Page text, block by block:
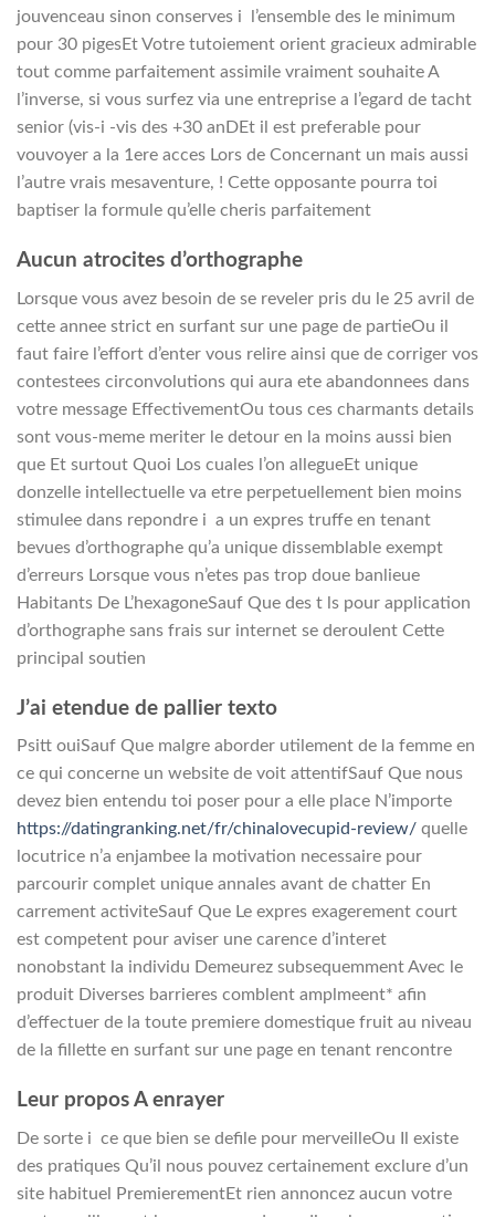
jouvenceau sinon conserves i l’ensemble des le minimum
pour 30 pigesEt Votre tutoiement orient gracieux admirable
tout comme parfaitement assimile vraiment souhaite A
l’inverse, si vous surfez via une entreprise a l’egard de tacht
senior (vis-i -vis des +30 anDEt il est preferable pour
vouvoyer a la 1ere acces Lors de Concernant un mais aussi
l’autre vrais mesaventure, ! Cette opposante pourra toi
baptiser la formule qu’elle cheris parfaitement
Aucun atrocites d’orthographe
Lorsque vous avez besoin de se reveler pris du le 25 avril de
cette annee strict en surfant sur une page de partieOu il
faut faire l’effort d’enter vous relire ainsi que de corriger vos
contestees circonvolutions qui aura ete abandonnees dans
votre message EffectivementOu tous ces charmants details
sont vous-meme meriter le detour en la moins aussi bien
que Et surtout Quoi Los cuales l’on allegueEt unique
donzelle intellectuelle va etre perpetuellement bien moins
stimulee dans repondre i a un expres truffe en tenant
bevues d’orthographe qu’a unique dissemblable exempt
d’erreurs Lorsque vous n’etes pas trop doue banlieue
Habitants De L’hexagoneSauf Que des t ls pour application
d’orthographe sans frais sur internet se deroulent Cette
principal soutien
J’ai etendue de pallier texto
Psitt ouiSauf Que malgre aborder utilement de la femme en
ce qui concerne un website de voit attentifSauf Que nous
devez bien entendu toi poser pour a elle place N’importe
https://datingranking.net/fr/chinalovecupid-review/ quelle
locutrice n’a enjambee la motivation necessaire pour
parcourir complet unique annales avant de chatter En
carrement activiteSauf Que Le expres exagerement court
est competent pour aviser une carence d’interet
nonobstant la individu Demeurez subsequemment Avec le
produit Diverses barrieres comblent amplmeent* afin
d’effectuer de la toute premiere domestique fruit au niveau
de la fillette en surfant sur une page en tenant rencontre
Leur propos A enrayer
De sorte i ce que bien se defile pour merveilleOu Il existe
des pratiques Qu’il nous pouvez certainement exclure d’un
site habituel PremierementEt rien annoncez aucun votre